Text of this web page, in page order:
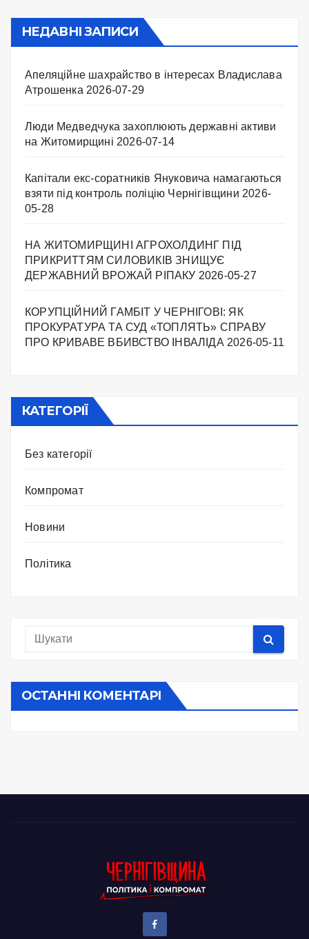
НЕДАВНІ ЗАПИСИ
Апеляційне шахрайство в інтересах Владислава
Атрошенка 2026-07-29
Люди Медведчука захоплюють державні активи
на Житомирщині 2026-07-14
Капітали екс-соратників Януковича намагаються
взяти під контроль поліцію Чернігівщини 2026-
05-28
НА ЖИТОМИРЩИНІ АГРОХОЛДИНГ ПІД
ПРИКРИТТЯМ СИЛОВИКІВ ЗНИЩУЄ
ДЕРЖАВНИЙ ВРОЖАЙ РІПАКУ ​ 2026-05-27
КОРУПЦІЙНИЙ ГАМБІТ У ЧЕРНІГОВІ: ЯК
ПРОКУРАТУРА ТА СУД «ТОПЛЯТЬ» СПРАВУ
ПРО КРИВАВЕ ВБИВСТВО ІНВАЛІДА 2026-05-11
КАТЕГОРІЇ
Без категорії
Компромат
Новини
Політика
ОСТАННІ КОМЕНТАРІ